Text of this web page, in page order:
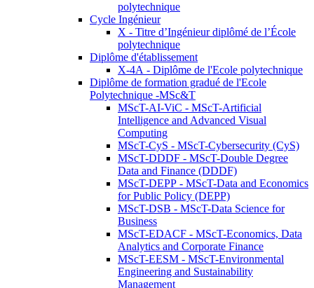
polytechnique
Cycle Ingénieur
X - Titre d’Ingénieur diplômé de l’École
polytechnique
Diplôme d'établissement
X-4A - Diplôme de l'Ecole polytechnique
Diplôme de formation gradué de l'Ecole
Polytechnique -MSc&T
MScT-AI-ViC - MScT-Artificial
Intelligence and Advanced Visual
Computing
MScT-CyS - MScT-Cybersecurity (CyS)
MScT-DDDF - MScT-Double Degree
Data and Finance (DDDF)
MScT-DEPP - MScT-Data and Economics
for Public Policy (DEPP)
MScT-DSB - MScT-Data Science for
Business
MScT-EDACF - MScT-Economics, Data
Analytics and Corporate Finance
MScT-EESM - MScT-Environmental
Engineering and Sustainability
Management